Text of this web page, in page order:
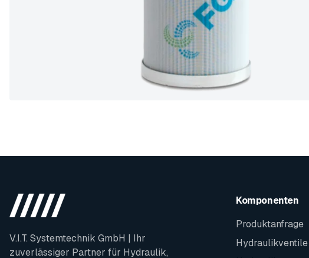
V.I.T. Systemtechnik GmbH | Ihr
zuverlässiger Partner für Hydraulik,
Komponenten
Produktanfrage
Hydraulikventile